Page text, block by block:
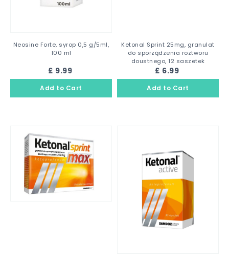
Neosine Forte, syrop 0,5 g/5ml,
100 ml
£ 9.99
Ketonal Sprint 25mg, granulat
do sporządzenia roztworu
doustnego, 12 saszetek
£ 6.99